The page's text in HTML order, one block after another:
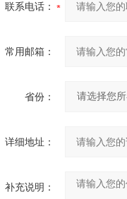
联系电话：
常用邮箱：
省份：
详细地址：
补充说明：